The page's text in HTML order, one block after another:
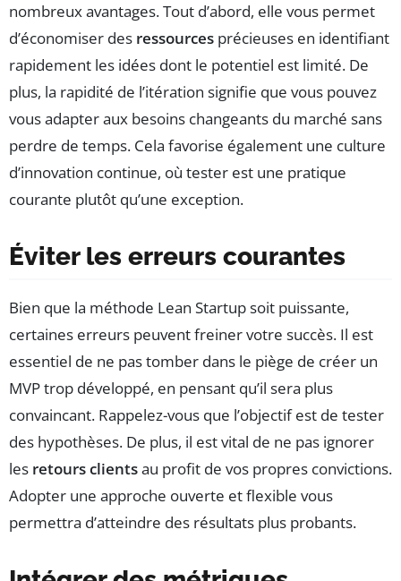
nombreux avantages. Tout d’abord, elle vous permet
d’économiser des ressources précieuses en identifiant
rapidement les idées dont le potentiel est limité. De
plus, la rapidité de l’itération signifie que vous pouvez
vous adapter aux besoins changeants du marché sans
perdre de temps. Cela favorise également une culture
d’innovation continue, où tester est une pratique
courante plutôt qu’une exception.
Éviter les erreurs courantes
Bien que la méthode Lean Startup soit puissante,
certaines erreurs peuvent freiner votre succès. Il est
essentiel de ne pas tomber dans le piège de créer un
MVP trop développé, en pensant qu’il sera plus
convaincant. Rappelez-vous que l’objectif est de tester
des hypothèses. De plus, il est vital de ne pas ignorer
les retours clientsau profit de vos propres convictions.
Adopter une approche ouverte et flexible vous
permettra d’atteindre des résultats plus probants.